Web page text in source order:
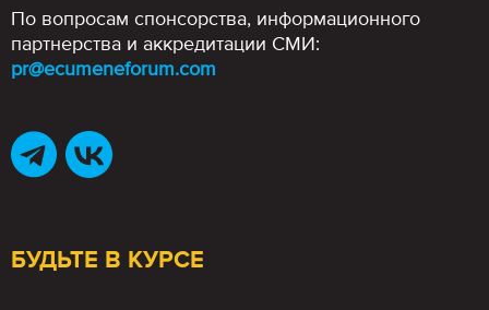
БУДЬТЕ В КУРСЕ
По вопросам спонсорства, информационного
партнерства и аккредитации СМИ:
pr@ecumeneforum.com